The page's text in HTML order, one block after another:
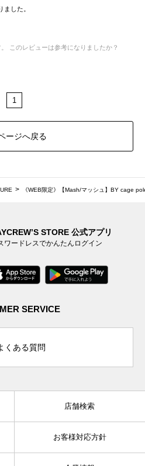
ました。
このレビューは参考になりましたか？
1
ージへ戻る
《WEB限定》【Mash/マッシュ】BY cage
STORE 公式アプリ
ワードレスでかんたんログイン
SERVICE
くある質問
店舗検索
お客様対応方針